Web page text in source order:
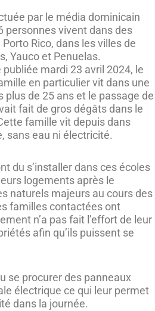
par le média dominicain
personnes vivent dans des
Rico, dans les villes de
Yauco et Penuelas.
publiée mardi 23 avril 2024, le
en particulier vit dans une
plus de 25 ans et le passage de
fait de gros dégâts dans le
famille vit depuis dans
sans eau ni électricité.
du s’installer dans ces écoles
logements après le
naturels majeurs au cours des
familles contactées ont
n’a pas fait l’effort de leur
afin qu’ils puissent se
se procurer des panneaux
électrique ce qui leur permet
dans la journée.